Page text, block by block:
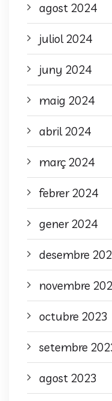
agost 2024
juliol 2024
juny 2024
maig 2024
abril 2024
març 2024
febrer 2024
gener 2024
desembre
novembre
octubre 2023
setembre
agost 2023